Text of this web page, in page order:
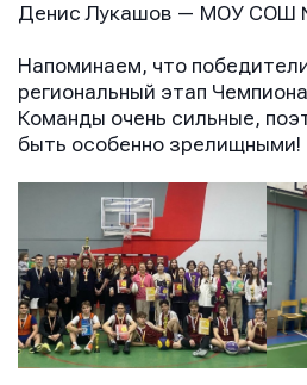
Денис Лукашов — МОУ СОШ
Напоминаем, что
региональный этап
Команды очень сильные,
быть особенно зрелищными!